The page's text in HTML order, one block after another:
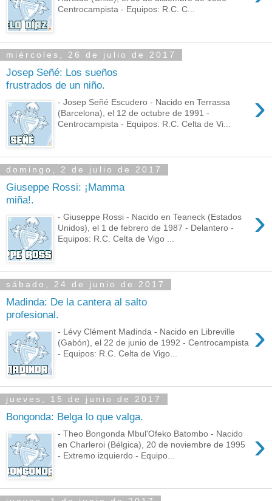
Centrocampista - Equipos: R.C. C...
miércoles, 26 de julio de 2017
Josep Señé: Los sueños
frustrados de un niño.
›
- Josep Señé Escudero - Nacido en Terrassa
(Barcelona), el 12 de octubre de 1991 -
Centrocampista - Equipos: R.C. Celta de Vi...
domingo, 2 de julio de 2017
Giuseppe Rossi: ¡Mamma
miña!.
›
- Giuseppe Rossi - Nacido en Teaneck (Estados
Unidos), el 1 de febrero de 1987 - Delantero -
Equipos: R.C. Celta de Vigo ...
sábado, 24 de junio de 2017
Madinda: De la cantera al salto
profesional.
›
- Lévy Clément Madinda - Nacido en Libreville
(Gabón), el 22 de junio de 1992 - Centrocampista
- Equipos: R.C. Celta de Vigo...
jueves, 15 de junio de 2017
Bongonda: Belga lo que valga.
›
- Theo Bongonda Mbul'Ofeko Batombo - Nacido
en Charleroi (Bélgica), 20 de noviembre de 1995
- Extremo izquierdo - Equipo...